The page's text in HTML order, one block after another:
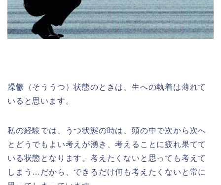
躁鬱（そううつ）状態のときは、生への執着は薄れて
いると思います。
私の経験では、うつ状態の時は、頭の中で次から次へ
とどうでもよい考えが湧き、考えることに疲れ果てて
いる状態となります。考えたくないと思っても考えて
しまう…だから、できるだけ何も考えたくないと常に